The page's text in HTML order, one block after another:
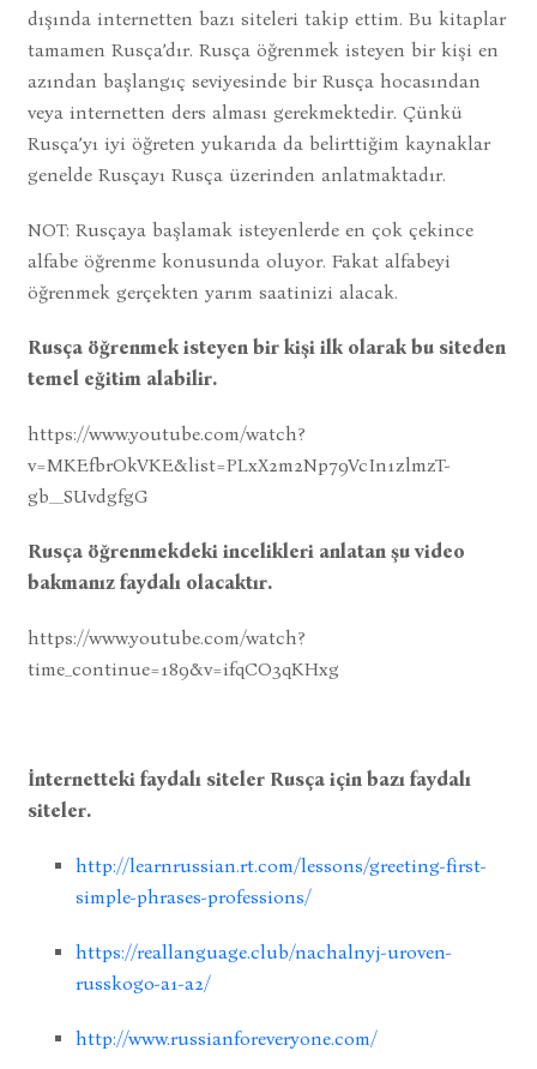
dışında internetten bazı siteleri takip ettim. Bu kitaplar
tamamen Rusça’dır. Rusça öğrenmek isteyen bir kişi en
azından başlangıç seviyesinde bir Rusça hocasından
veya internetten ders alması gerekmektedir. Çünkü
Rusça’yı iyi öğreten yukarıda da belirttiğim kaynaklar
genelde Rusçayı Rusça üzerinden anlatmaktadır.
NOT: Rusçaya başlamak isteyenlerde en çok çekince
alfabe öğrenme konusunda oluyor. Fakat alfabeyi
öğrenmek gerçekten yarım saatinizi alacak.
Rusça öğrenmek isteyen bir kişi ilk olarak bu siteden
temel eğitim alabilir.
https://www.youtube.com/watch?
v=MKEfbrOkVKE&list=PLxX2m2Np79VcIn1zlmzT-
gb__SUvdgfgG
Rusça öğrenmekdeki incelikleri anlatan şu video
bakmanız faydalı olacaktır.
https://www.youtube.com/watch?
time_continue=189&v=ifqCO3qKHxg
İnternetteki faydalı siteler Rusça için bazı faydalı
siteler.
http://learnrussian.rt.com/lessons/greeting-first-
simple-phrases-professions/
https://reallanguage.club/nachalnyj-uroven-
russkogo-a1-a2/
http://www.russianforeveryone.com/